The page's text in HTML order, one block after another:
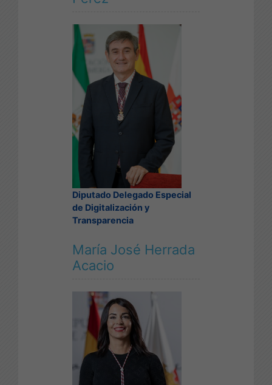
Diputado Delegado Especial
de Digitalización y
Transparencia
María José Herrada
Acacio